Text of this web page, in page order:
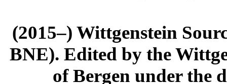
(2015–) Wittgenstein
BNE). Edited by the
of Bergen under the